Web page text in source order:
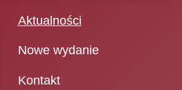
Aktualności
Nowe wydanie
Kontakt